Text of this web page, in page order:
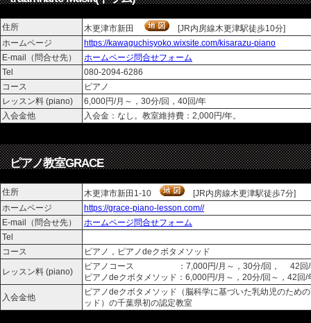
住所 木更津市新田
[JR内房線木更津駅徒歩10分]
ホームページ
https://kawaguchisyoko.wixsite.com/kisarazu-piano
E-mail（問合せ先）
ホームページ問合せフォーム
Tel
080-2094-6286
コース
ピアノ
レッスン料 (piano)
6,000円/月～，30分/回，40回/年
入会金他
入会金：なし。教室維持費：2,000円/年。
ピアノ教室GRACE
住所 木更津市新田1-10
[JR内房線木更津駅徒歩7分]
ホームページ
https://grace-piano-lesson.com//
E-mail（問合せ先）
ホームページ問合せフォーム
Tel
コース
ピアノ，ピアノdeクボタメソッド
レッスン料 (piano)
ピアノコース ：7,000円/月～，30分/回， 42回/
ピアノdeクボタメソッド：6,000円/月～，20分/回～，42回/
入会金他
ピアノdeクボタメソッド（脳科学に基づいた乳幼児のため
ッド）の千葉県初の認定教室